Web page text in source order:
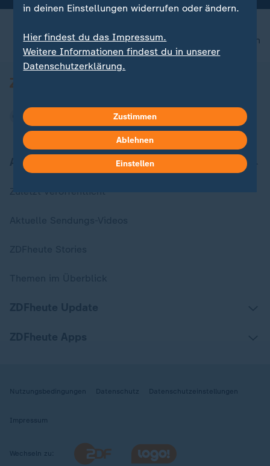
nach oben
Aktuell bei ZDFheute
Zuletzt veröffentlicht
Nutzungsbedingungen Datenschutz Datenschutzeinstellungen
Impressum
Wechseln zu:
in deinen Einstellungen widerrufen oder ändern.
Hier findest du das Impressum.
Weitere Informationen findest du in unserer
Datenschutzerklärung.
Zustimmen
Ablehnen
Einstellen